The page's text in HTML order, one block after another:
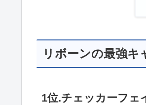
リボーンの最強キ
1位.チェッカーフェ